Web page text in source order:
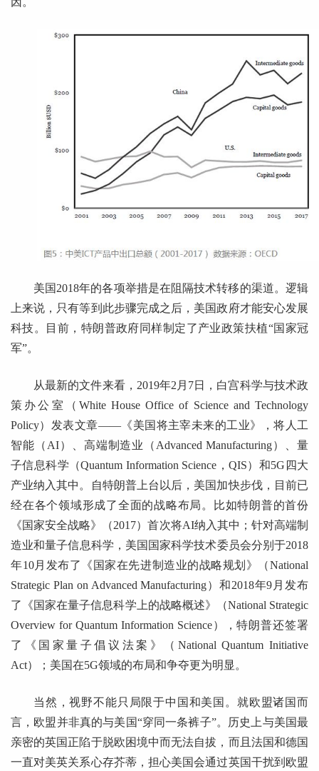
美国2018年的各项举措是在阻隔技术转移的渠道。逻辑
上来说，只有等到此步骤完成之后，美国政府才能安心发展
科技。目前，特朗普政府同样制定了产业政策扶植“国家冠
军”。
从最新的文件来看，2019年2月7日，白宫科学与技术政
策办公室（White House Office of Science and Technology
Policy）发表文章——《美国将主宰未来的工业》，将人工
智能（AI）、高端制造业（Advanced Manufacturing）、量
子信息科学（Quantum Information Science，QIS）和5G四大
产业纳入其中。自特朗普上台以后，美国加快步伐，目前已
经在各个领域形成了全面的战略布局。比如特朗普的首份
《国家安全战略》（2017）首次将AI纳入其中；针对高端制
造业和量子信息科学，美国国家科学技术委员会分别于2018
年10月发布了《国家在先进制造业的战略规划》（National
Strategic Plan on Advanced Manufacturing）和2018年9月发布
了《国家在量子信息科学上的战略概述》（National Strategic
Overview for Quantum Information Science），特朗普还签署
了《国家量子倡议法案》（National Quantum Initiative
Act）；美国在5G领域的布局和争夺更为明显。
当然，视野不能只局限于中国和美国。就欧盟诸国而
言，欧盟并非真的与美国“穿同一条裤子”。历史上与美国最
亲密的英国正陷于脱欧困境中而无法自拔，而且法国和德国
一直对美英关系心存芥蒂，担心美国会通过英国干扰到欧盟